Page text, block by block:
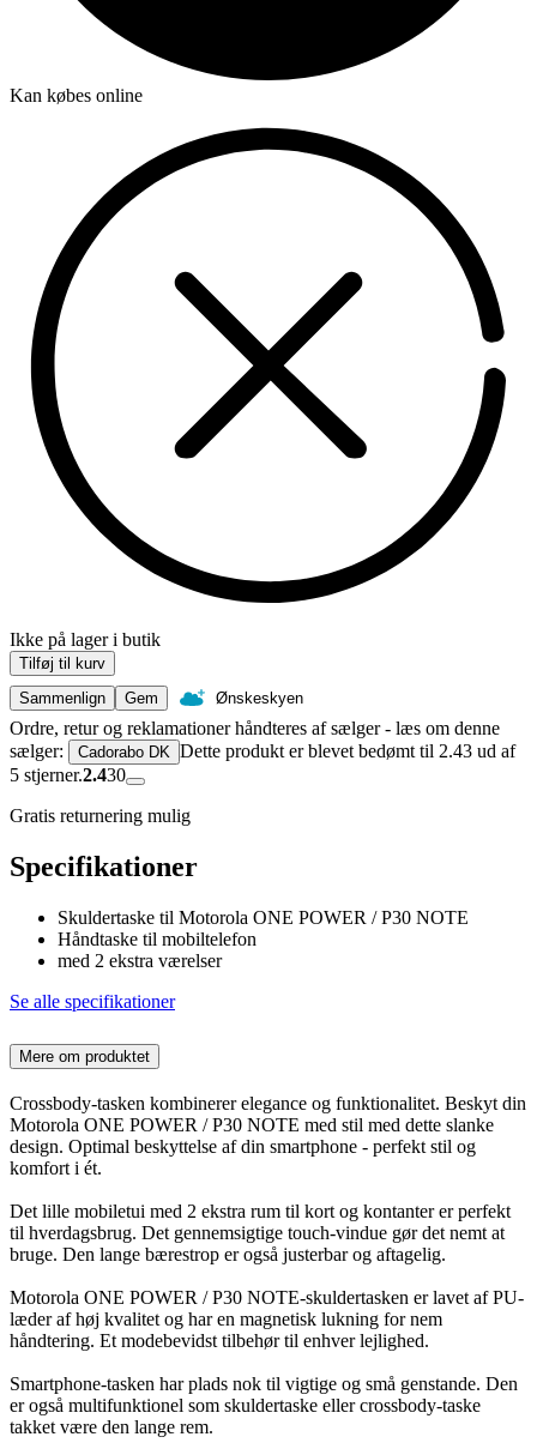
Kan købes online
Ikke på lager i butik
Tilføj til kurv
Sammenlign
Gem Ønskeskyen
Ordre, retur og reklamationer håndteres af sælger - læs om denne
sælger:
Cadorabo DK Dette produkt er blevet bedømt til 2.43 ud af
5 stjerner.2.430
Gratis returnering mulig
Specifikationer
Skuldertaske til Motorola ONE POWER / P30 NOTE
Håndtaske til mobiltelefon
med 2 ekstra værelser
Se alle specifikationer
Mere om produktet
Crossbody-tasken kombinerer elegance og funktionalitet. Beskyt din
Motorola ONE POWER / P30 NOTE med stil med dette slanke
design. Optimal beskyttelse af din smartphone - perfekt stil og
komfort i ét.
Det lille mobiletui med 2 ekstra rum til kort og kontanter er perfekt
til hverdagsbrug. Det gennemsigtige touch-vindue gør det nemt at
bruge. Den lange bærestrop er også justerbar og aftagelig.
Motorola ONE POWER / P30 NOTE-skuldertasken er lavet af PU-
læder af høj kvalitet og har en magnetisk lukning for nem
håndtering. Et modebevidst tilbehør til enhver lejlighed.
Smartphone-tasken har plads nok til vigtige og små genstande. Den
er også multifunktionel som skuldertaske eller crossbody-taske
takket være den lange rem.